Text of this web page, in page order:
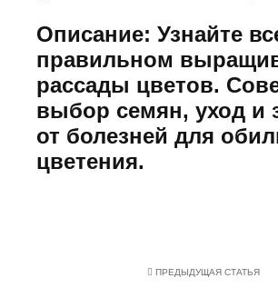
Описание: Узнайте
правильном
рассады цветов.
выбор семян, уход и
от болезней для
цветения.
ПРЕДЫДУЩАЯ СТАТЬЯ